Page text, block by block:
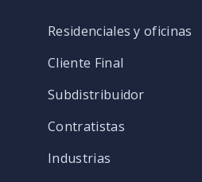
Residenciales y oficinas
Cliente Final
Subdistribuidor
Contratistas
Industrias